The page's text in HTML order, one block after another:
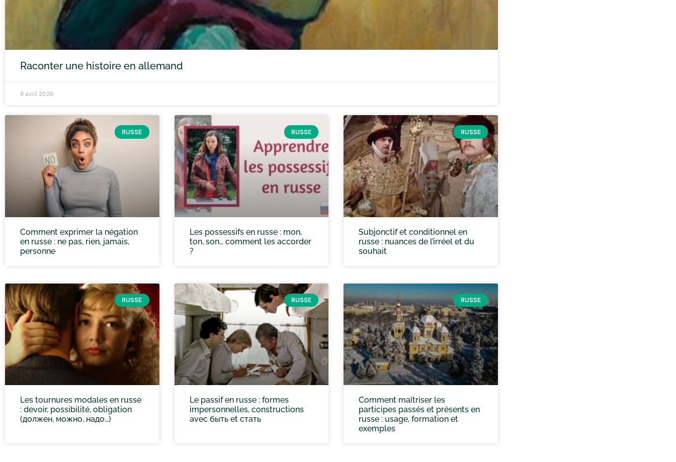
Raconter une histoire en allemand
6 avril 2026
RUSSE
Comment exprimer la négation
en russe : ne pas, rien, jamais,
personne
RUSSE
Les possessifs en russe : mon,
ton, son… comment les accorder
?
RUSSE
Subjonctif et conditionnel en
russe : nuances de l’irréel et du
souhait
RUSSE
Les tournures modales en russe
: devoir, possibilité, obligation
(должен, можно, надо…)
RUSSE
Le passif en russe : formes
impersonnelles, constructions
avec быть et стать
RUSSE
Comment maîtriser les
participes passés et présents en
russe : usage, formation et
exemples